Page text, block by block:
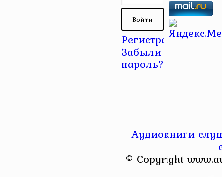
Регистрация |
Забыли
пароль?
Аудиокниги
© Copyright